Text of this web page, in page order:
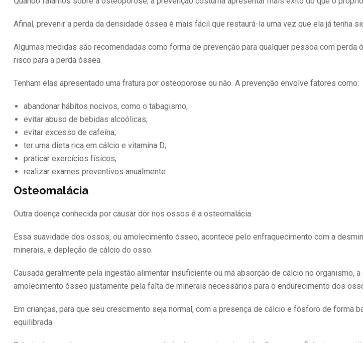
Afinal, prevenir a perda da densidade óssea é mais fácil que restaurá-la uma vez que ela já tenha
Algumas medidas são recomendadas como forma de prevenção para qualquer pessoa com perda
risco para a perda óssea.
Tenham elas apresentado uma fratura por osteoporose ou não. A prevenção envolve fatores como:
abandonar hábitos nocivos, como o tabagismo;
evitar abuso de bebidas alcoólicas;
evitar excesso de cafeína;
ter uma dieta rica em cálcio e vitamina D;
praticar exercícios físicos;
realizar exames preventivos anualmente.
Osteomalácia
Outra doença conhecida por causar dor nos ossos é a osteomalácia.
Essa suavidade dos ossos, ou amolecimento ósseo, acontece pelo enfraquecimento com a
minerais, e depleção de cálcio do osso.
Causada geralmente pela ingestão alimentar insuficiente ou má absorção de cálcio no organismo,
amolecimento ósseo justamente pela falta de minerais necessários para o endurecimento dos
Em crianças, para que seu crescimento seja normal, com a presença de cálcio e fósforo de forma
equilibrada.